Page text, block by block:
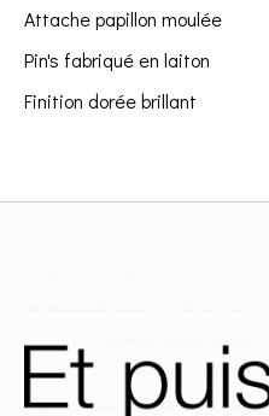
Attache papillon moulée
Pin's fabriqué en laiton
Finition dorée brillant